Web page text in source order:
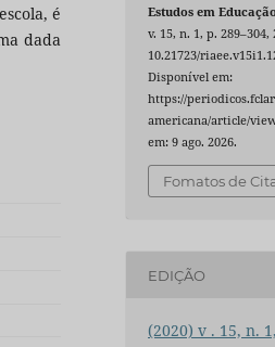
é
dada
Estudos em
v. 15, n. 1, p. 289–304,
10.21723/
Disponível em:
https://
americana/article/
em: 9 ago. 2026.
Fomatos de
EDIÇÃO
(2020) v . 15, n.